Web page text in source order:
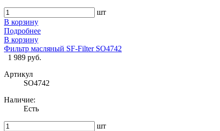
шт
В корзину
Подробнее
В корзину
Фильтр масляный SF-Filter SO4742
1 989 руб.
Артикул
SO4742
Наличие:
Есть
шт